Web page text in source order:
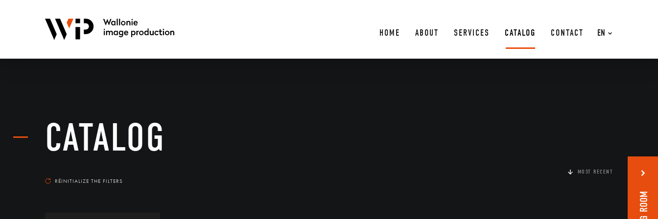
EN
HOME ABOUT SERVICES CATALOG CONTACT
CATALOG
RÉINITIALIZE THE FILTERS
MOST RECENT